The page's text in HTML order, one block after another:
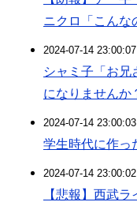
ニクロ「こんな
2024-07-14
シャミ子「お兄
になりませんか
2024-07-14
学生時代に作っ
2024-07-14
【悲報】西武